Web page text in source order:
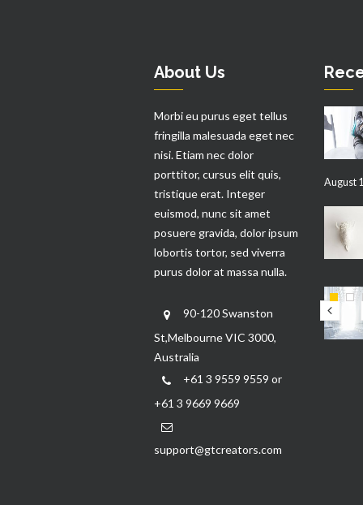
About Us
Morbi eu purus eget tellus
fringilla malesuada eget nec
nisi. Etiam nec dolor
porttitor, cursus elit quis,
tristique erat. Integer
euismod, nunc sit amet
posuere gravida, dolor ipsum
lobortis tortor, sed viverra
purus dolor at massa nulla.
90-120 Swanston
St,Melbourne VIC 3000,
Australia
+61 3 9559 9559 or
+61 3 9669 9669
support@gtcreators.com
August